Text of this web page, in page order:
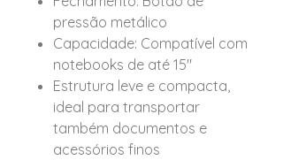
pressão metálico
Capacidade: Compatível com
notebooks de até 15"
Estrutura leve e compacta,
ideal para transportar
também documentos e
acessórios finos